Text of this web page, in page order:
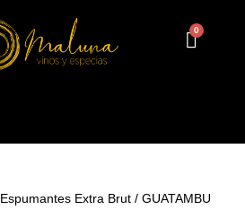
Espumantes Extra Brut / GUATAMBU